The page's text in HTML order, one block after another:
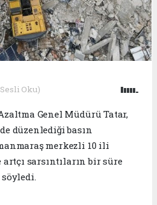
Oku)
Genel Müdürü Tatar,
düzenlediği basın
merkezli 10 ili
sarsıntıların bir süre